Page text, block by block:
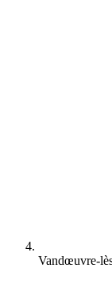
Vandœuvre-